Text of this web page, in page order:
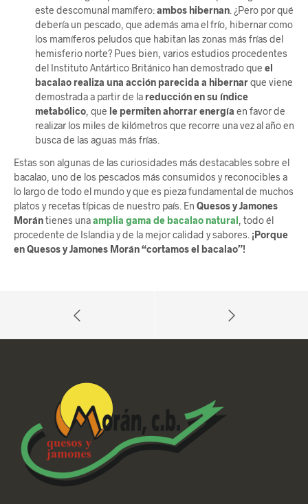
este descomunal mamífero:ambos hibernan. ¿Pero por qué
debería un pescado, que además ama el frío, hibernar como
los mamíferos peludos que habitan las zonas más frías del
hemisferio norte? Pues bien, varios estudios procedentes
del Instituto Antártico Británico han demostrado que el
bacalao realiza una acción parecida a hibernarque viene
demostrada a partir de la reducción en su índice
metabólico, que le permiten ahorrar energía en favor de
realizar los miles de kilómetros que recorre una vez al año en
busca de las aguas más frías.
Estas son algunas de las curiosidades más destacables sobre el
bacalao, uno de los pescados más consumidos y reconocibles a
lo largo de todo el mundo y que es pieza fundamental de muchos
platos y recetas típicas de nuestro país. En Quesos y Jamones
Morántienes unaamplia gama de bacalao natural , todo él
procedente de Islandia y de la mejor calidad y sabores. ¡Porque
en Quesos y Jamones Morán “cortamos el bacalao”!